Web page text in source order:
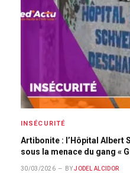
INSÉCURITÉ
Artibonite : l’Hôpital Albert
sous la menace du gang «
30/03/2026 BY JODEL ALCIDOR